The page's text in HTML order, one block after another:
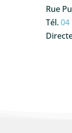
Rue
Tél.04